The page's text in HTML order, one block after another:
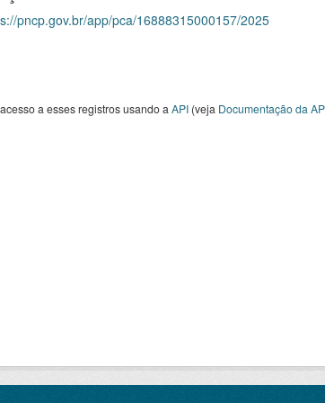
pncp.gov.br/app/pca/16888315000157/2025
a esses registros usando a API(veja Documentação da